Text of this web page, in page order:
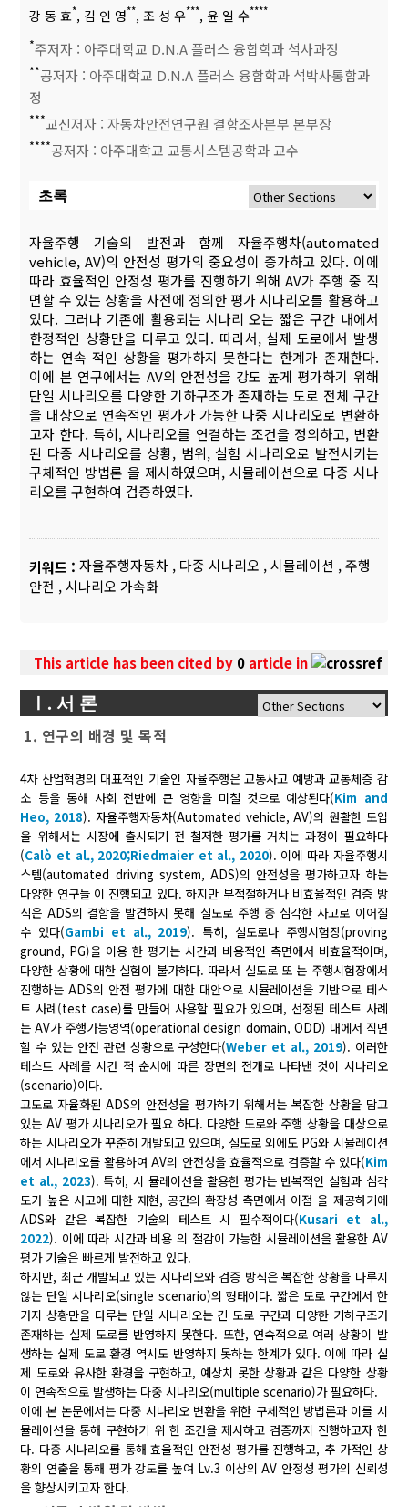
강 동 효*, 김 인 영**, 조 성 우***, 윤 일 수****
*주저자 : 아주대학교 D.N.A 플러스 융합학과 석사과정
**공저자 : 아주대학교 D.N.A 플러스 융합학과 석박사통합과
정
***교신저자 : 자동차안전연구원 결함조사본부 본부장
****공저자 : 아주대학교 교통시스템공학과 교수
초록
자율주행 기술의 발전과 함께 자율주행차(automated
vehicle, AV)의 안전성 평가의 중요성이 증가하고 있다. 이에
따라 효율적인 안정성 평가를 진행하기 위해 AV가 주행 중 직
면할 수 있는 상황을 사전에 정의한 평가 시나리오를 활용하고
있다. 그러나 기존에 활용되는 시나리 오는 짧은 구간 내에서
한정적인 상황만을 다루고 있다. 따라서, 실제 도로에서 발생
하는 연속 적인 상황을 평가하지 못한다는 한계가 존재한다.
이에 본 연구에서는 AV의 안전성을 강도 높게 평가하기 위해
단일 시나리오를 다양한 기하구조가 존재하는 도로 전체 구간
을 대상으로 연속적인 평가가 가능한 다중 시나리오로 변환하
고자 한다. 특히, 시나리오를 연결하는 조건을 정의하고, 변환
된 다중 시나리오를 상황, 범위, 실험 시나리오로 발전시키는
구체적인 방법론 을 제시하였으며, 시뮬레이션으로 다중 시나
리오를 구현하여 검증하였다.
키워드 :자율주행자동차 , 다중 시나리오 ,시뮬레이션 ,주행
안전 ,시나리오 가속화
This article has been cited by 0 article in
Ⅰ. 서 론
1. 연구의 배경 및 목적
4차 산업혁명의 대표적인 기술인 자율주행은 교통사고 예방과 교통체증 감
소 등을 통해 사회 전반에 큰 영향을 미칠 것으로 예상된다(Kim and
Heo, 2018). 자율주행자동차(Automated vehicle, AV)의 원활한 도입
을 위해서는 시장에 출시되기 전 철저한 평가를 거치는 과정이 필요하다
(Calò et al., 2020;Riedmaier et al., 2020). 이에 따라 자율주행시
스템(automated driving system, ADS)의 안전성을 평가하고자 하는
다양한 연구들 이 진행되고 있다. 하지만 부적절하거나 비효율적인 검증 방
식은 ADS의 결함을 발견하지 못해 실도로 주행 중 심각한 사고로 이어질
수 있다(Gambi et al., 2019). 특히, 실도로나 주행시험장(proving
ground, PG)을 이용 한 평가는 시간과 비용적인 측면에서 비효율적이며,
다양한 상황에 대한 실험이 불가하다. 따라서 실도로 또 는 주행시험장에서
진행하는 ADS의 안전 평가에 대한 대안으로 시뮬레이션을 기반으로 테스
트 사례(test case)를 만들어 사용할 필요가 있으며, 선정된 테스트 사례
는 AV가 주행가능영역(operational design domain, ODD) 내에서 직면
할 수 있는 안전 관련 상황으로 구성한다(Weber et al., 2019). 이러한
테스트 사례를 시간 적 순서에 따른 장면의 전개로 나타낸 것이 시나리오
(scenario)이다.
고도로 자율화된 ADS의 안전성을 평가하기 위해서는 복잡한 상황을 담고
있는 AV 평가 시나리오가 필요 하다. 다양한 도로와 주행 상황을 대상으로
하는 시나리오가 꾸준히 개발되고 있으며, 실도로 외에도 PG와 시뮬레이션
에서 시나리오를 활용하여 AV의 안전성을 효율적으로 검증할 수 있다(Kim
et al., 2023). 특히, 시 뮬레이션을 활용한 평가는 반복적인 실험과 심각
도가 높은 사고에 대한 재현, 공간의 확장성 측면에서 이점 을 제공하기에
ADS와 같은 복잡한 기술의 테스트 시 필수적이다(Kusari et al.,
2022). 이에 따라 시간과 비용 의 절감이 가능한 시뮬레이션을 활용한 AV
평가 기술은 빠르게 발전하고 있다.
하지만, 최근 개발되고 있는 시나리오와 검증 방식은 복잡한 상황을 다루지
않는 단일 시나리오(single scenario)의 형태이다. 짧은 도로 구간에서 한
가지 상황만을 다루는 단일 시나리오는 긴 도로 구간과 다양한 기하구조가
존재하는 실제 도로를 반영하지 못한다. 또한, 연속적으로 여러 상황이 발
생하는 실제 도로 환경 역시도 반영하지 못하는 한계가 있다. 이에 따라 실
제 도로와 유사한 환경을 구현하고, 예상치 못한 상황과 같은 다양한 상황
이 연속적으로 발생하는 다중 시나리오(multiple scenario)가 필요하다.
이에 본 논문에서는 다중 시나리오 변환을 위한 구체적인 방법론과 이를 시
뮬레이션을 통해 구현하기 위 한 조건을 제시하고 검증까지 진행하고자 한
다. 다중 시나리오를 통해 효율적인 안전성 평가를 진행하고, 추 가적인 상
황의 연출을 통해 평가 강도를 높여 Lv.3 이상의 AV 안정성 평가의 신뢰성
을 향상시키고자 한다.